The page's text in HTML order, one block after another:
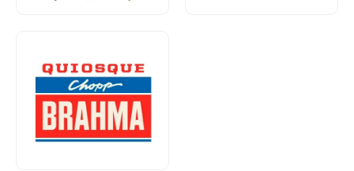
Alimentação
Piso 1